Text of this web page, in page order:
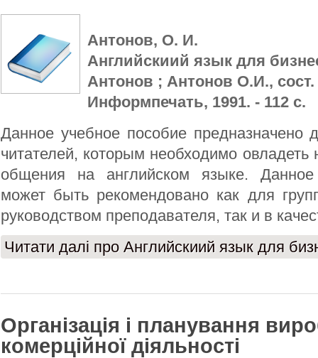
Антонов, О. И.
Английскиий язык для
Антонов ; Антонов О.И.,
Информпечать, 1991. - 112 с.
Данное учебное пособие предназначено
читателей, которым необходимо овладеть
общения на английском языке.
может быть рекомендовано как для
руководством преподавателя, так и в
Читати далі про Английскиий язык для
Організація і планування
комерційної діяльності